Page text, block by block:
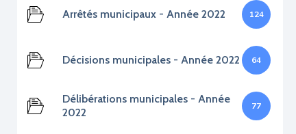
Arrêtés municipaux - Année 2022 124
Décisions municipales - Année 2022 64
Délibérations municipales - Année
2022
77